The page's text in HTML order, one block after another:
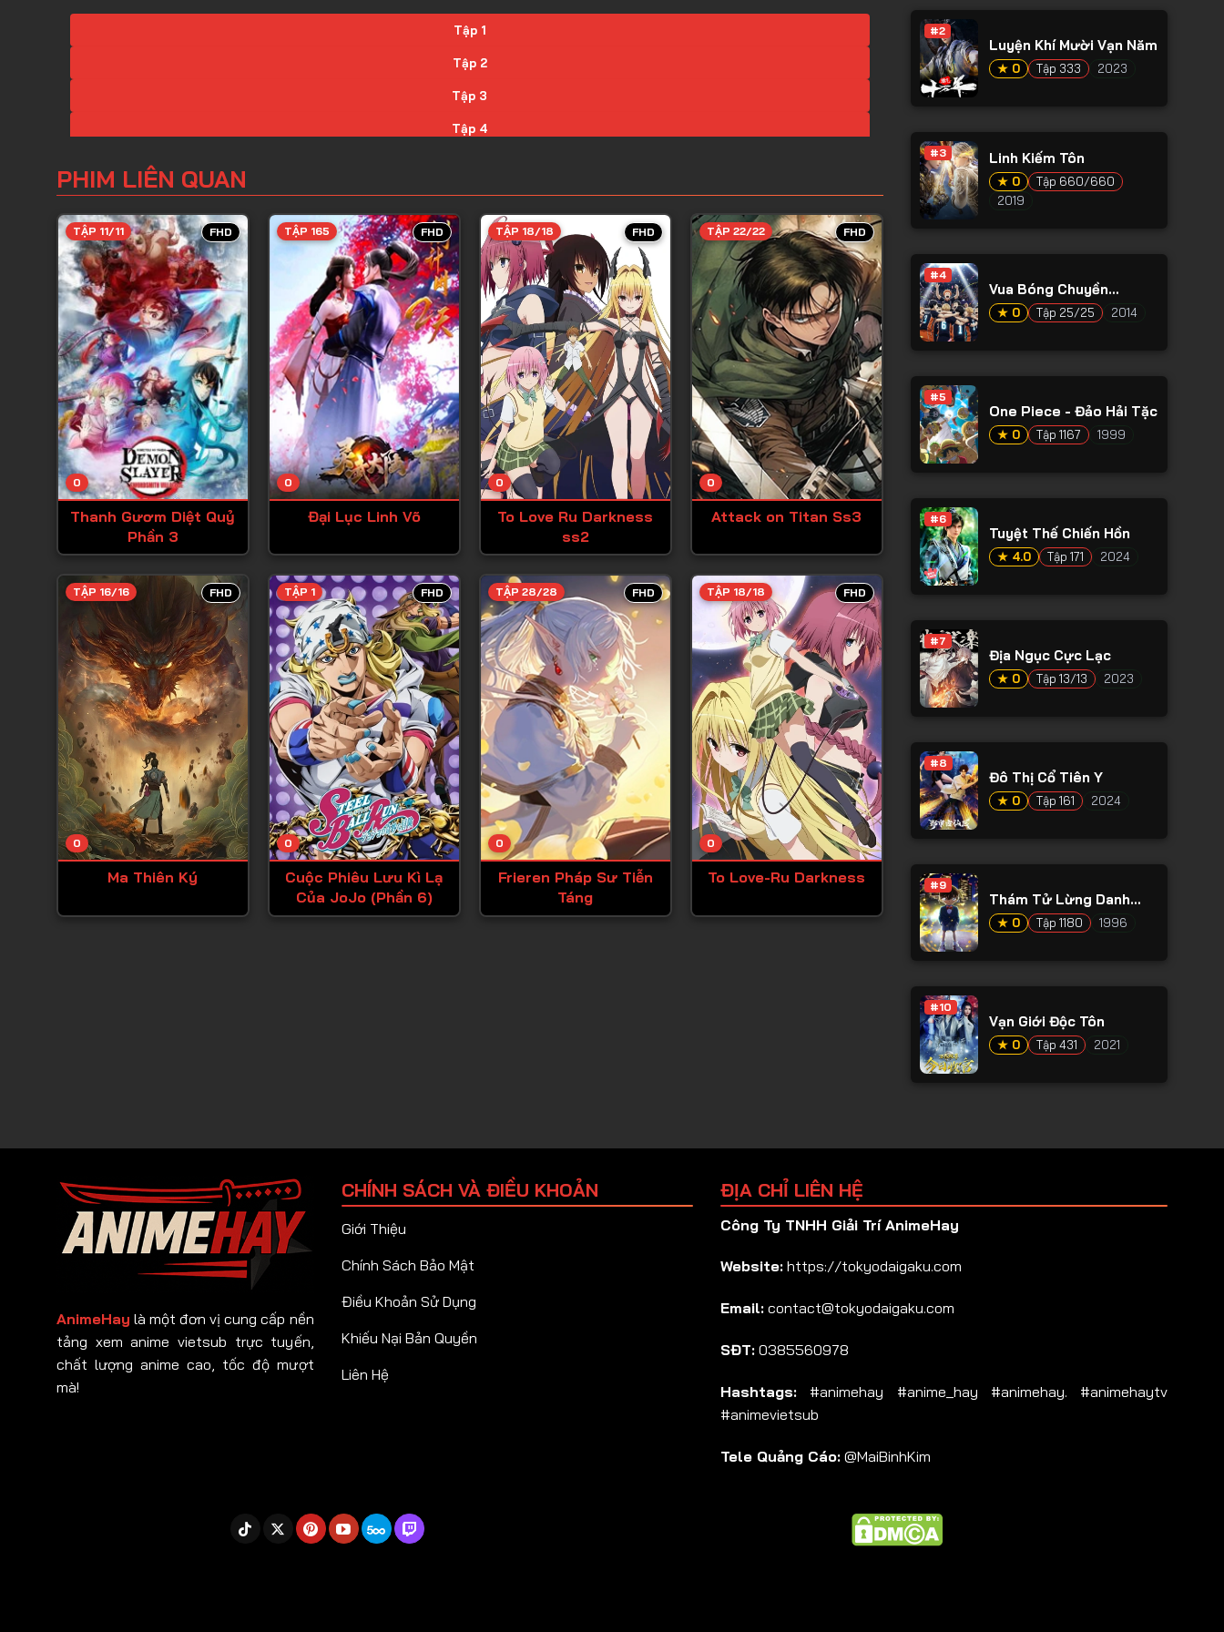
Tập 1
Tập 2
Tập 3
Tập 4
Tập 6
Tập 7
Tập 8
Tập 9
Tập 10
Tập 11
Tập 12
Tập 13
Tập 14
Tập 15
Tập 17
Tập 18
Tập 19
Tập 20
Tập 21
Tập 22
Tập 23
Tập 24
Tập 25
Tập 26
Tập 28
Tập 36
Tập 37
Tập 39
Tập 40
Tập 41
PHIM LIÊN QUAN
FHD
0
TẬP 11/11
Thanh Gươm Diệt Quỷ
Phần 3
FHD
0
TẬP 165
Đại Lục Linh Võ
FHD
0
TẬP 18/18
To Love Ru Darkness
ss2
FHD
0
TẬP 22/22
Attack on Titan Ss3
FHD
0
TẬP 16/16
Ma Thiên Ký
FHD
0
TẬP 1
Cuộc Phiêu Lưu Kì Lạ
Của JoJo (Phần 6)
FHD
0
TẬP 28/28
Frieren Pháp Sư Tiễn
Táng
FHD
0
TẬP 18/18
To Love-Ru Darkness
#2
Luyện Khí Mười Vạn Năm
★ 0 Tập 333 2023
#3 Linh Kiếm Tôn
★ 0
Tập 660/660
2019
#4
Vua Bóng Chuyền
Haikyuu Phần 1
★ 0 Tập 25/25 2014
#5
One Piece - Đảo Hải Tặc
★ 0 Tập 1167 1999
#6
Tuyệt Thế Chiến Hồn
★ 4.0 Tập 171 2024
#7
Địa Ngục Cực Lạc
★ 0 Tập 13/13 2023
#8
Đô Thị Cổ Tiên Y
★ 0 Tập 161 2024
#9
Thám Tử Lừng Danh
Conan
★ 0 Tập 1180 1996
#10
Vạn Giới Độc Tôn
★ 0 Tập 431 2021
AnimeHay là một đơn vị cung cấp nền
tảng xem anime vietsub trực tuyến,
chất lượng anime cao, tốc độ mượt
mà!
CHÍNH SÁCH VÀ ĐIỀU KHOẢN
Giới Thiệu
Chính Sách Bảo Mật
Điều Khoản Sử Dụng
Khiếu Nại Bản Quyền
Liên Hệ
ĐỊA CHỈ LIÊN HỆ
Công Ty TNHH Giải Trí AnimeHay
Website: https://tokyodaigaku.com
Email: contact@tokyodaigaku.com
SĐT: 0385560978
Hashtags: #animehay #anime_hay #animehay. #animehaytv
#animevietsub
Tele Quảng Cáo: @MaiBinhKim